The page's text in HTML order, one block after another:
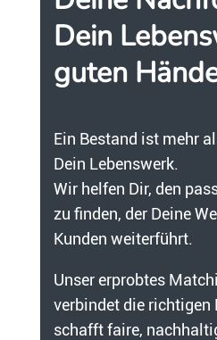
Dein
guten
Ein Bestand ist mehr
Dein Lebenswerk.
Wir helfen Dir, den
zu finden, der Deine
Kunden weiterführt.
Unser erprobtes
verbindet die richtigen
schafft faire,